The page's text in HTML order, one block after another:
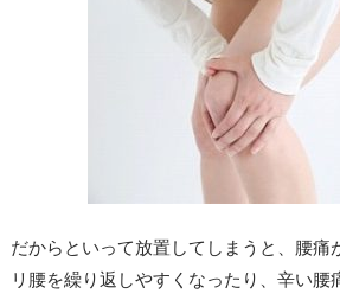
だからといって放置してしまうと、腰痛
リ腰を繰り返しやすくなったり、辛い腰